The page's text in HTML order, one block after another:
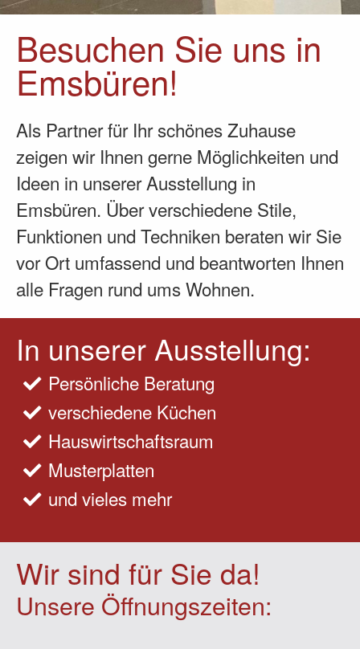
Besuchen Sie uns in
Emsbüren!
Als Partner für Ihr schönes Zuhause
zeigen wir Ihnen gerne Möglichkeiten und
Ideen in unserer Ausstellung in
Emsbüren. Über verschiedene Stile,
Funktionen und Techniken beraten wir Sie
vor Ort umfassend und beantworten Ihnen
alle Fragen rund ums Wohnen.
In unserer Ausstellung:
Persönliche Beratung
verschiedene Küchen
Hauswirtschaftsraum
Musterplatten
und vieles mehr
Wir sind für Sie da!
Unsere Öffnungszeiten: